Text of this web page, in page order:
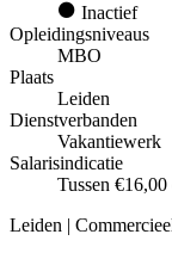
Inactief
Opleidingsniveaus
MBO
Plaats
Leiden
Dienstverbanden
Vakantiewerk
Salarisindicatie
Tussen
Leiden |